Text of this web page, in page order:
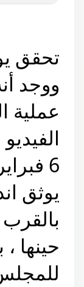
تحقق
ووجد
عملية
يوثق
حينها